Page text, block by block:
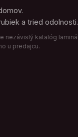
a tried odolnosti.
nezávislý katalóg
u predajcu.